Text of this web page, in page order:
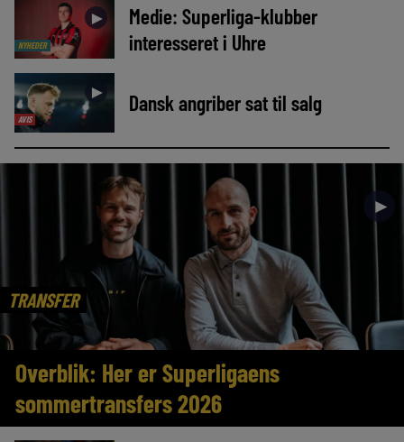
NYHEDER
►
Medie: Superliga-klubber
interesseret i Uhre
AVIS
► Dansk angriber sat til salg
TRANSFER
►
Overblik: Her er Superligaens
sommertransfers 2026